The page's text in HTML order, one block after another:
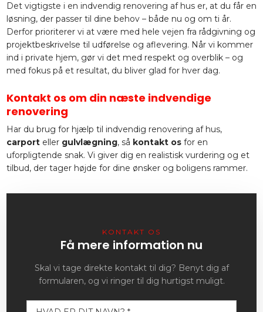
Det vigtigste i en indvendig renovering af hus er, at du får en
løsning, der passer til dine behov – både nu og om ti år.
Derfor prioriterer vi at være med hele vejen fra rådgivning og
projektbeskrivelse til udførelse og aflevering. Når vi kommer
ind i private hjem, gør vi det med respekt og overblik – og
med fokus på et resultat, du bliver glad for hver dag.
Kontakt os om din næste indvendige
renovering
Har du brug for hjælp til indvendig renovering af hus,
carporteller gulvlægning, så kontakt osfor en
uforpligtende snak. Vi giver dig en realistisk vurdering og et
tilbud, der tager højde for dine ønsker og boligens rammer.
KONTAKT OS​
Få mere information nu
Skal vi tage direkte kontakt til dig? Benyt dig af
formularen, og vi ringer til dig hurtigst muligt.